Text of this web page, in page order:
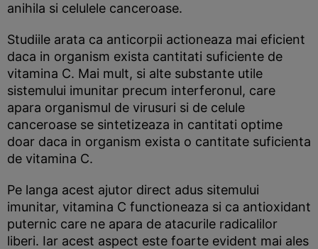
anihila si celulele canceroase.
Studiile arata ca anticorpii actioneaza mai eficient
daca in organism exista cantitati suficiente de
vitamina C. Mai mult, si alte substante utile
sistemului imunitar precum interferonul, care
apara organismul de virusuri si de celule
canceroase se sintetizeaza in cantitati optime
doar daca in organism exista o cantitate suficienta
de vitamina C.
Pe langa acest ajutor direct adus sitemului
imunitar, vitamina C functioneaza si ca antioxidant
puternic care ne apara de atacurile radicalilor
liberi. Iar acest aspect este foarte evident mai ales